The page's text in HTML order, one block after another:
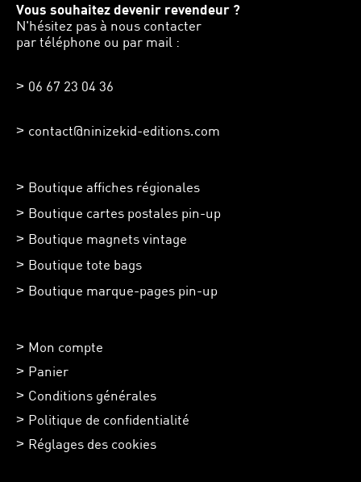
Vous souhaitez devenir revendeur ?
N'hésitez pas à nous contacter
par téléphone ou par mail :
06 67 23 04 36
contact@ninizekid-editions.com
Boutique affiches régionales
Boutique cartes postales pin-up
Boutique magnets vintage
Boutique tote bags
Boutique marque-pages pin-up
Mon compte
Panier
Conditions générales
Politique de confidentialité
Réglages des cookies